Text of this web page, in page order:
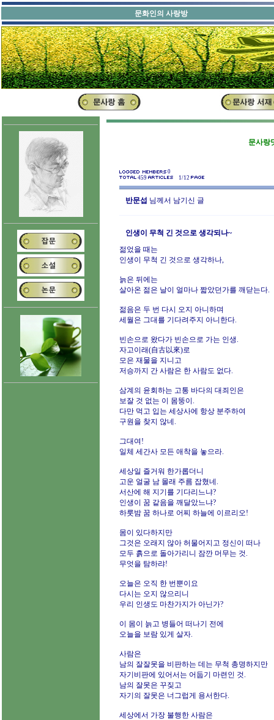
문화인의 사랑방
문사랑
0
459
1/12
반문섭 님께서 남기신 글
인생이 무척 긴 것으로 생각되나~
젊었을 때는
인생이 무척 긴 것으로 생각하나,
늙은 뒤에는
살아온 젊은 날이 얼마나 짧았던가를 깨닫는다.
젊음은 두 번 다시 오지 아니하며
세월은 그대를 기다려주지 아니한다.
빈손으로 왔다가 빈손으로 가는 인생.
자고이래(自古以來)로
모은 재물을 지니고
저승까지 간 사람은 한 사람도 없다.
삼계의 윤회하는 고통 바다의 대죄인은
보잘 것 없는 이 몸뚱이.
다만 먹고 입는 세상사에 항상 분주하여
구원을 찾지 않네.
그대여!
일체 세간사 모든 애착을 놓으라.
세상일 즐거워 한가롭더니
고운 얼굴 남 몰래 주름 잡혔네.
서산에 해 지기를 기다리느냐?
인생이 꿈 같음을 깨달았느냐?
하룻밤 꿈 하나로 어찌 하늘에 이르리오!
몸이 있다하지만
그것은 오래지 않아 허물어지고 정신이 떠나
모두 흙으로 돌아가리니 잠깐 머무는 것.
무엇을 탐하랴!
오늘은 오직 한 번뿐이요
다시는 오지 않으리니
우리 인생도 마찬가지가 아닌가?
이 몸이 늙고 병들어 떠나기 전에
오늘을 보람 있게 살자.
사람은
남의 잘잘못을 비판하는 데는 무척 총명하지만
자기비판에 있어서는 어둡기 마련인 것.
남의 잘못은 꾸짖고
자기의 잘못은 너그럽게 용서한다.
세상에서 가장 불행한 사람은